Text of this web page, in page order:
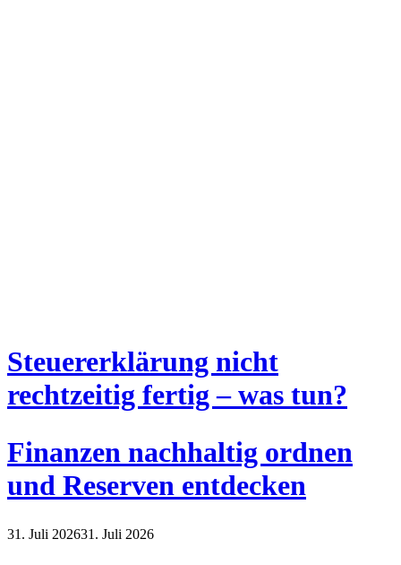
Steuererklärung nicht
rechtzeitig fertig – was tun?
Finanzen nachhaltig ordnen
und Reserven entdecken
31. Juli 202631. Juli 2026